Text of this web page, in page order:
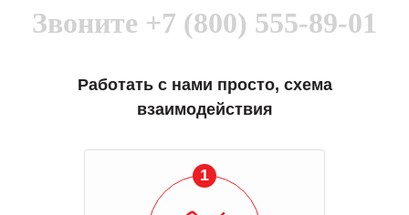
Звоните +7 (800) 555-89-01
Работать с нами просто, схема
взаимодействия
1